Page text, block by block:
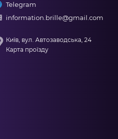
Telegram
information.brille@gmail.com
Київ, вул. Автозаводська, 24
Карта проїзду